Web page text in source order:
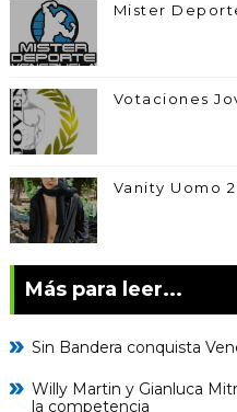
Mister
Votaciones
Vanity Uomo
Más para leer...
Sin Bandera conquista
Willy Martin y Gianluca
la competencia